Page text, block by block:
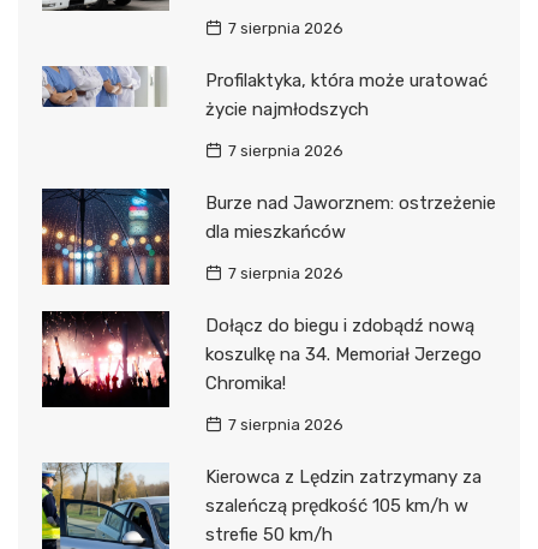
7 sierpnia 2026
Profilaktyka, która może uratować
życie najmłodszych
7 sierpnia 2026
Burze nad Jaworznem: ostrzeżenie
dla mieszkańców
7 sierpnia 2026
Dołącz do biegu i zdobądź nową
koszulkę na 34. Memoriał Jerzego
Chromika!
7 sierpnia 2026
Kierowca z Lędzin zatrzymany za
szaleńczą prędkość 105 km/h w
strefie 50 km/h